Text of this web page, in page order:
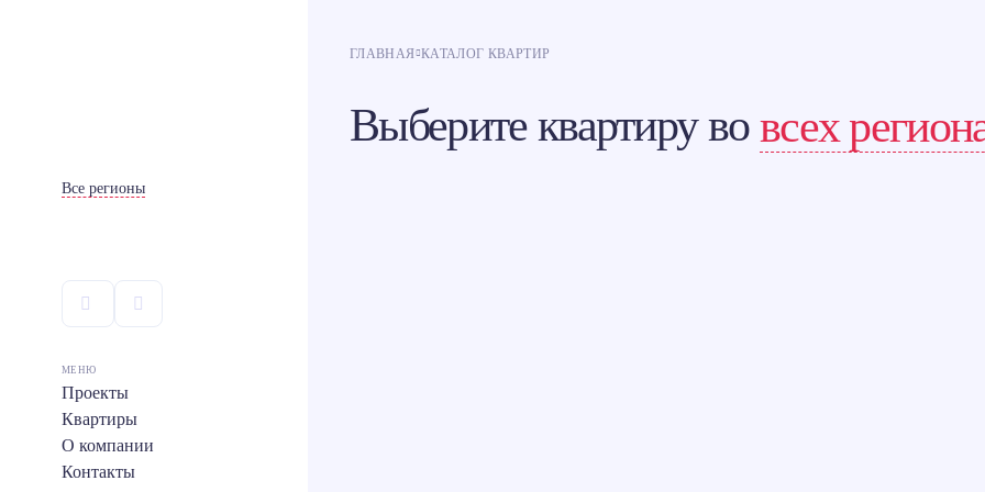
Все регионы
МЕНЮ
Проекты
Квартиры
О компании
Контакты
ГЛАВНАЯ КАТАЛОГ КВАРТИР
Выберите квартиру вовсех